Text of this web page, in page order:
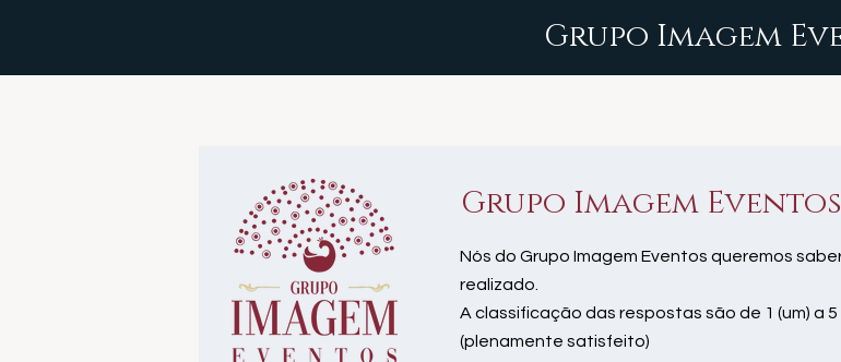
Grupo Imagem
Grupo Imagem Eventos
Nós do Grupo Imagem Eventos queremos
realizado.
A classificação das respostas são de 1 (um) a
(plenamente satisfeito)